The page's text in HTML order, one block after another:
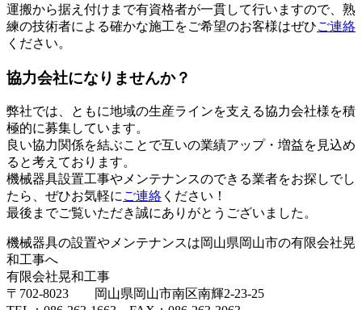
運搬から据え付けまで有資格者が一貫して行いますので、熟
練の技術者による確かな施工をご希望のお客様はぜひご連絡
ください。
協力会社になりませんか？
弊社では、ともに地域の生産ラインを支える協力会社様を積
極的に募集しています。
良い協力関係を結ぶことで互いの業績アップ・増益を見込め
ると考えております。
機械器具設置工事やメンテナンスのできる業者をお探しでし
たら、ぜひお気軽に ご連絡 ください！
最後までご覧いただき誠にありがとうございました。
機械器具の設置やメンテナンスは岡山県岡山市の有限会社晃
和工事へ
有限会社晃和工事
〒702-8023 岡山県岡山市南区南輝2-23-25